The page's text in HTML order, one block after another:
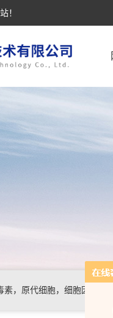
！
，原代细胞，细胞因子，